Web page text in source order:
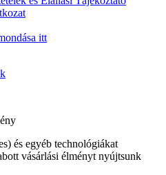
itt
és egyéb technológiákat
vásárlási élményt nyújtsunk